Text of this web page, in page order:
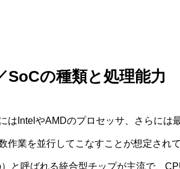
SoCの種類と処理能力
はIntelやAMDのプロセッサ、さらには
作業を並行してこなすことが想定され
と呼ばれる統合型チップが主流で、